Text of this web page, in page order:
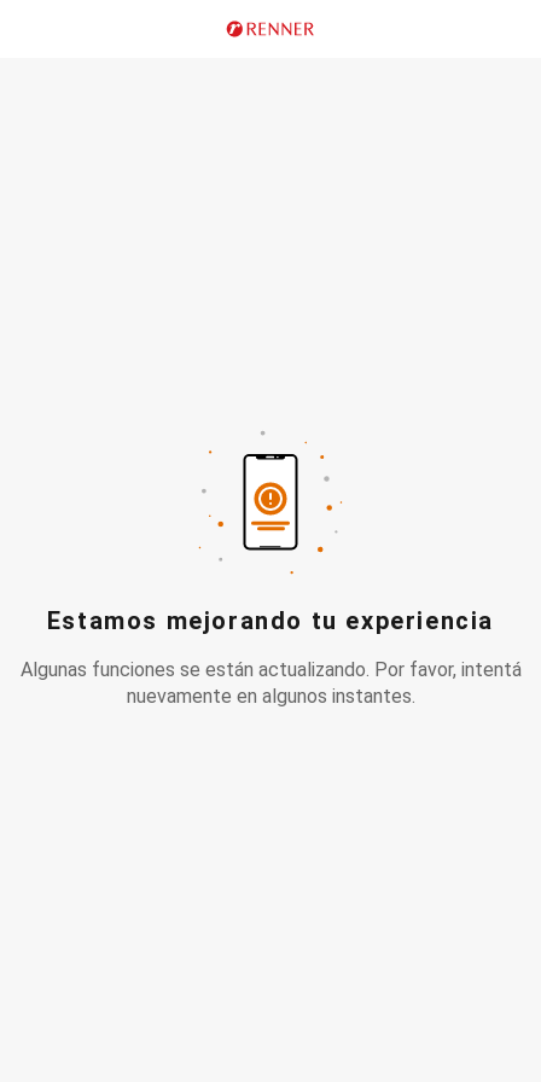
Estamos mejorando tu experiencia
Algunas funciones se están actualizando. Por favor, intentá
nuevamente en algunos instantes.